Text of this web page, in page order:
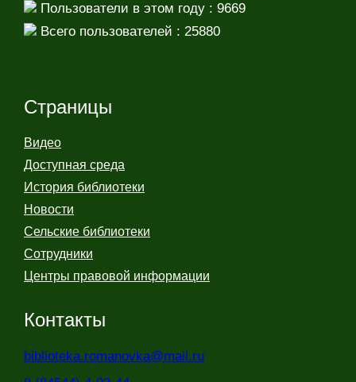
Пользователи в этом году : 9669
Всего пользователей : 25880
Страницы
Видео
Доступная среда
История библиотеки
Новости
Сельские библиотеки
Сотрудники
Центры правовой информации
Контакты
biblioteka.romanovka@mail.ru